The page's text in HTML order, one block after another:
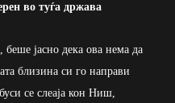
во туѓа држава
јасно дека ова нема да
близина си го направи
се слеаја кон Ниш,